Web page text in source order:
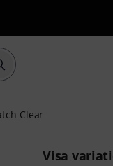
sökningen med
Clear
Visa